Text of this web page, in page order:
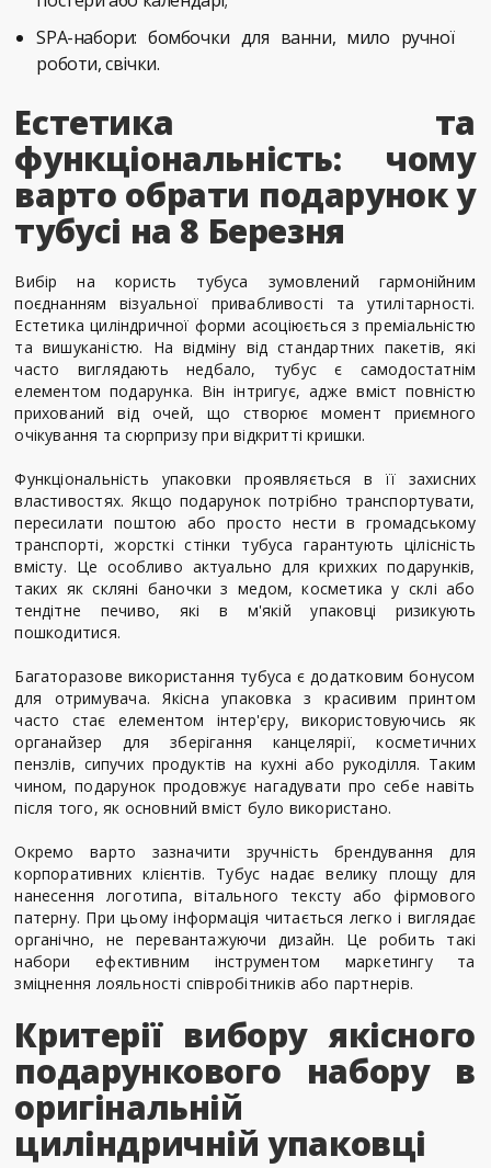
SPA-набори: бомбочки для ванни, мило ручної
роботи, свічки.
Естетика та
функціональність: чому
варто обрати подарунок у
тубусі на 8 Березня
Вибір на користь тубуса зумовлений гармонійним
поєднанням візуальної привабливості та утилітарності.
Естетика циліндричної форми асоціюється з преміальністю
та вишуканістю. На відміну від стандартних пакетів, які
часто виглядають недбало, тубус є самодостатнім
елементом подарунка. Він інтригує, адже вміст повністю
прихований від очей, що створює момент приємного
очікування та сюрпризу при відкритті кришки.
Функціональність упаковки проявляється в її захисних
властивостях. Якщо подарунок потрібно транспортувати,
пересилати поштою або просто нести в громадському
транспорті, жорсткі стінки тубуса гарантують цілісність
вмісту. Це особливо актуально для крихких подарунків,
таких як скляні баночки з медом, косметика у склі або
тендітне печиво, які в м'якій упаковці ризикують
пошкодитися.
Багаторазове використання тубуса є додатковим бонусом
для отримувача. Якісна упаковка з красивим принтом
часто стає елементом інтер'єру, використовуючись як
органайзер для зберігання канцелярії, косметичних
пензлів, сипучих продуктів на кухні або рукоділля. Таким
чином, подарунок продовжує нагадувати про себе навіть
після того, як основний вміст було використано.
Окремо варто зазначити зручність брендування для
корпоративних клієнтів. Тубус надає велику площу для
нанесення логотипа, вітального тексту або фірмового
патерну. При цьому інформація читається легко і виглядає
органічно, не перевантажуючи дизайн. Це робить такі
набори ефективним інструментом маркетингу та
зміцнення лояльності співробітників або партнерів.
Критерії вибору якісного
подарункового набору в
оригінальній
циліндричній упаковці